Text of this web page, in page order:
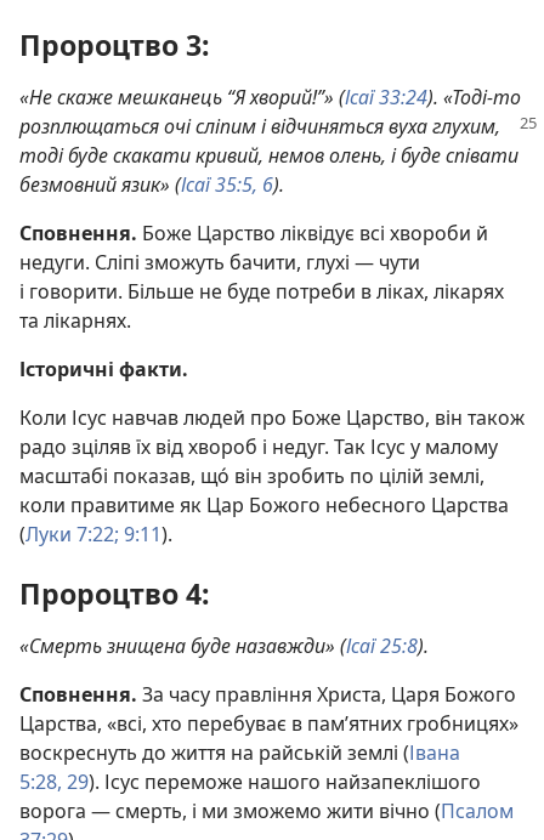
Пророцтво 3:
«Не скаже мешканець “Я хворий!”» (Ісаї 33:24). «Тоді-то
розплющаться очі сліпим і відчиняться вуха глухим,
тоді буде скакати кривий, немов олень, і буде співати
безмовний язик» (Ісаї 35:5, 6).
Сповнення. Боже Царство ліквідує всі хвороби й
недуги. Сліпі зможуть бачити, глухі — чути
і говорити. Більше не буде потреби в ліках, лікарях
та лікарнях.
Історичні факти.
Коли Ісус навчав людей про Боже Царство, він також
радо зціляв їх від хвороб і недуг. Так Ісус у малому
масштабі показав, що́ він зробить по цілій землі,
коли правитиме як Цар Божого небесного Царства
(Луки 7:22; 9:11).
Пророцтво 4:
«Смерть знищена буде назавжди» (Ісаї 25:8).
Сповнення. За часу правління Христа, Царя Божого
Царства, «всі, хто перебуває в пам’ятних гробницях»
воскреснуть до життя на райській землі (Івана
5:28, 29). Ісус переможе нашого найзапеклішого
ворога — смерть, і ми зможемо жити вічно (Псалом